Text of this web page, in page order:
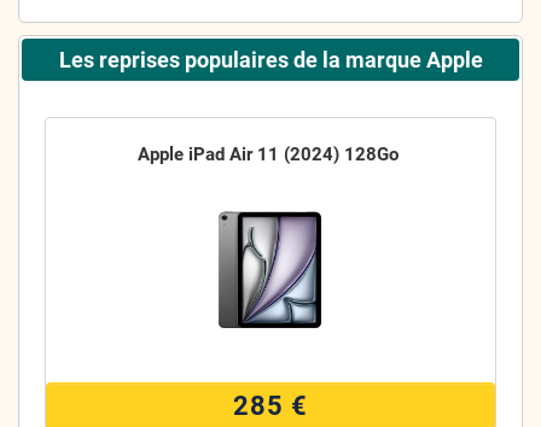
Les reprises populaires de la marque Apple
Apple iPad Air 11 (2024) 128Go
285 €